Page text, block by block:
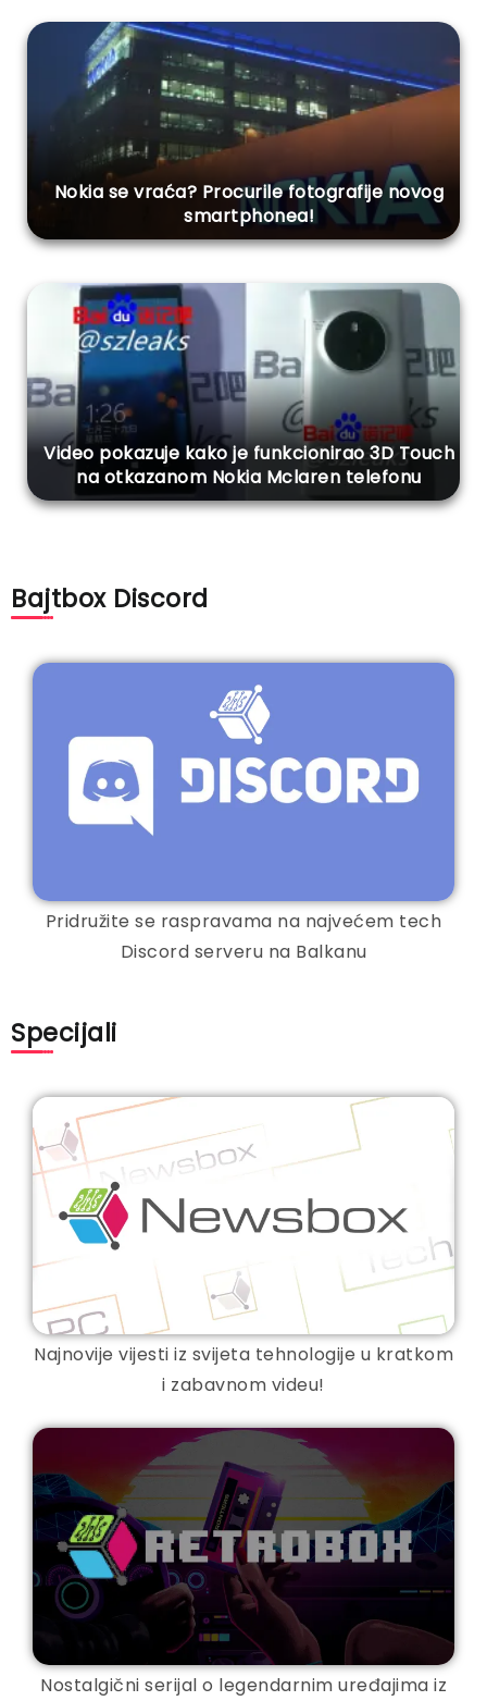
Nokia se vraća? Procurile fotografije novog
smartphonea!
Video pokazuje kako je funkcionirao 3D Touch
na otkazanom Nokia Mclaren telefonu
Bajtbox Discord
Pridružite se raspravama na najvećem tech
Discord serveru na Balkanu
Specijali
Najnovije vijesti iz svijeta tehnologije u kratkom
i zabavnom videu!
Nostalgični serijal o legendarnim uređajima iz